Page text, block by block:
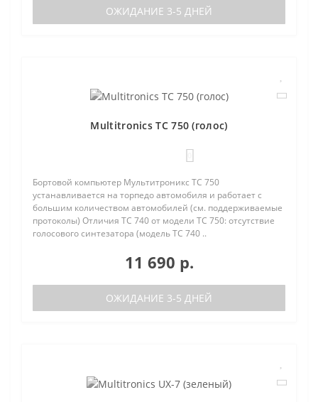
ОЖИДАНИЕ 3-5 ДНЕЙ
Multitronics TC 750 (голос)
Бортовой компьютер Мультитроникс TC 750
устанавливается на торпедо автомобиля и работает с
большим количеством автомобилей (см. поддерживаемые
протоколы) Отличия TC 740 от модели TC 750: отсутствие
голосового синтезатора (модель TC 740 ..
11 690 р.
ОЖИДАНИЕ 3-5 ДНЕЙ